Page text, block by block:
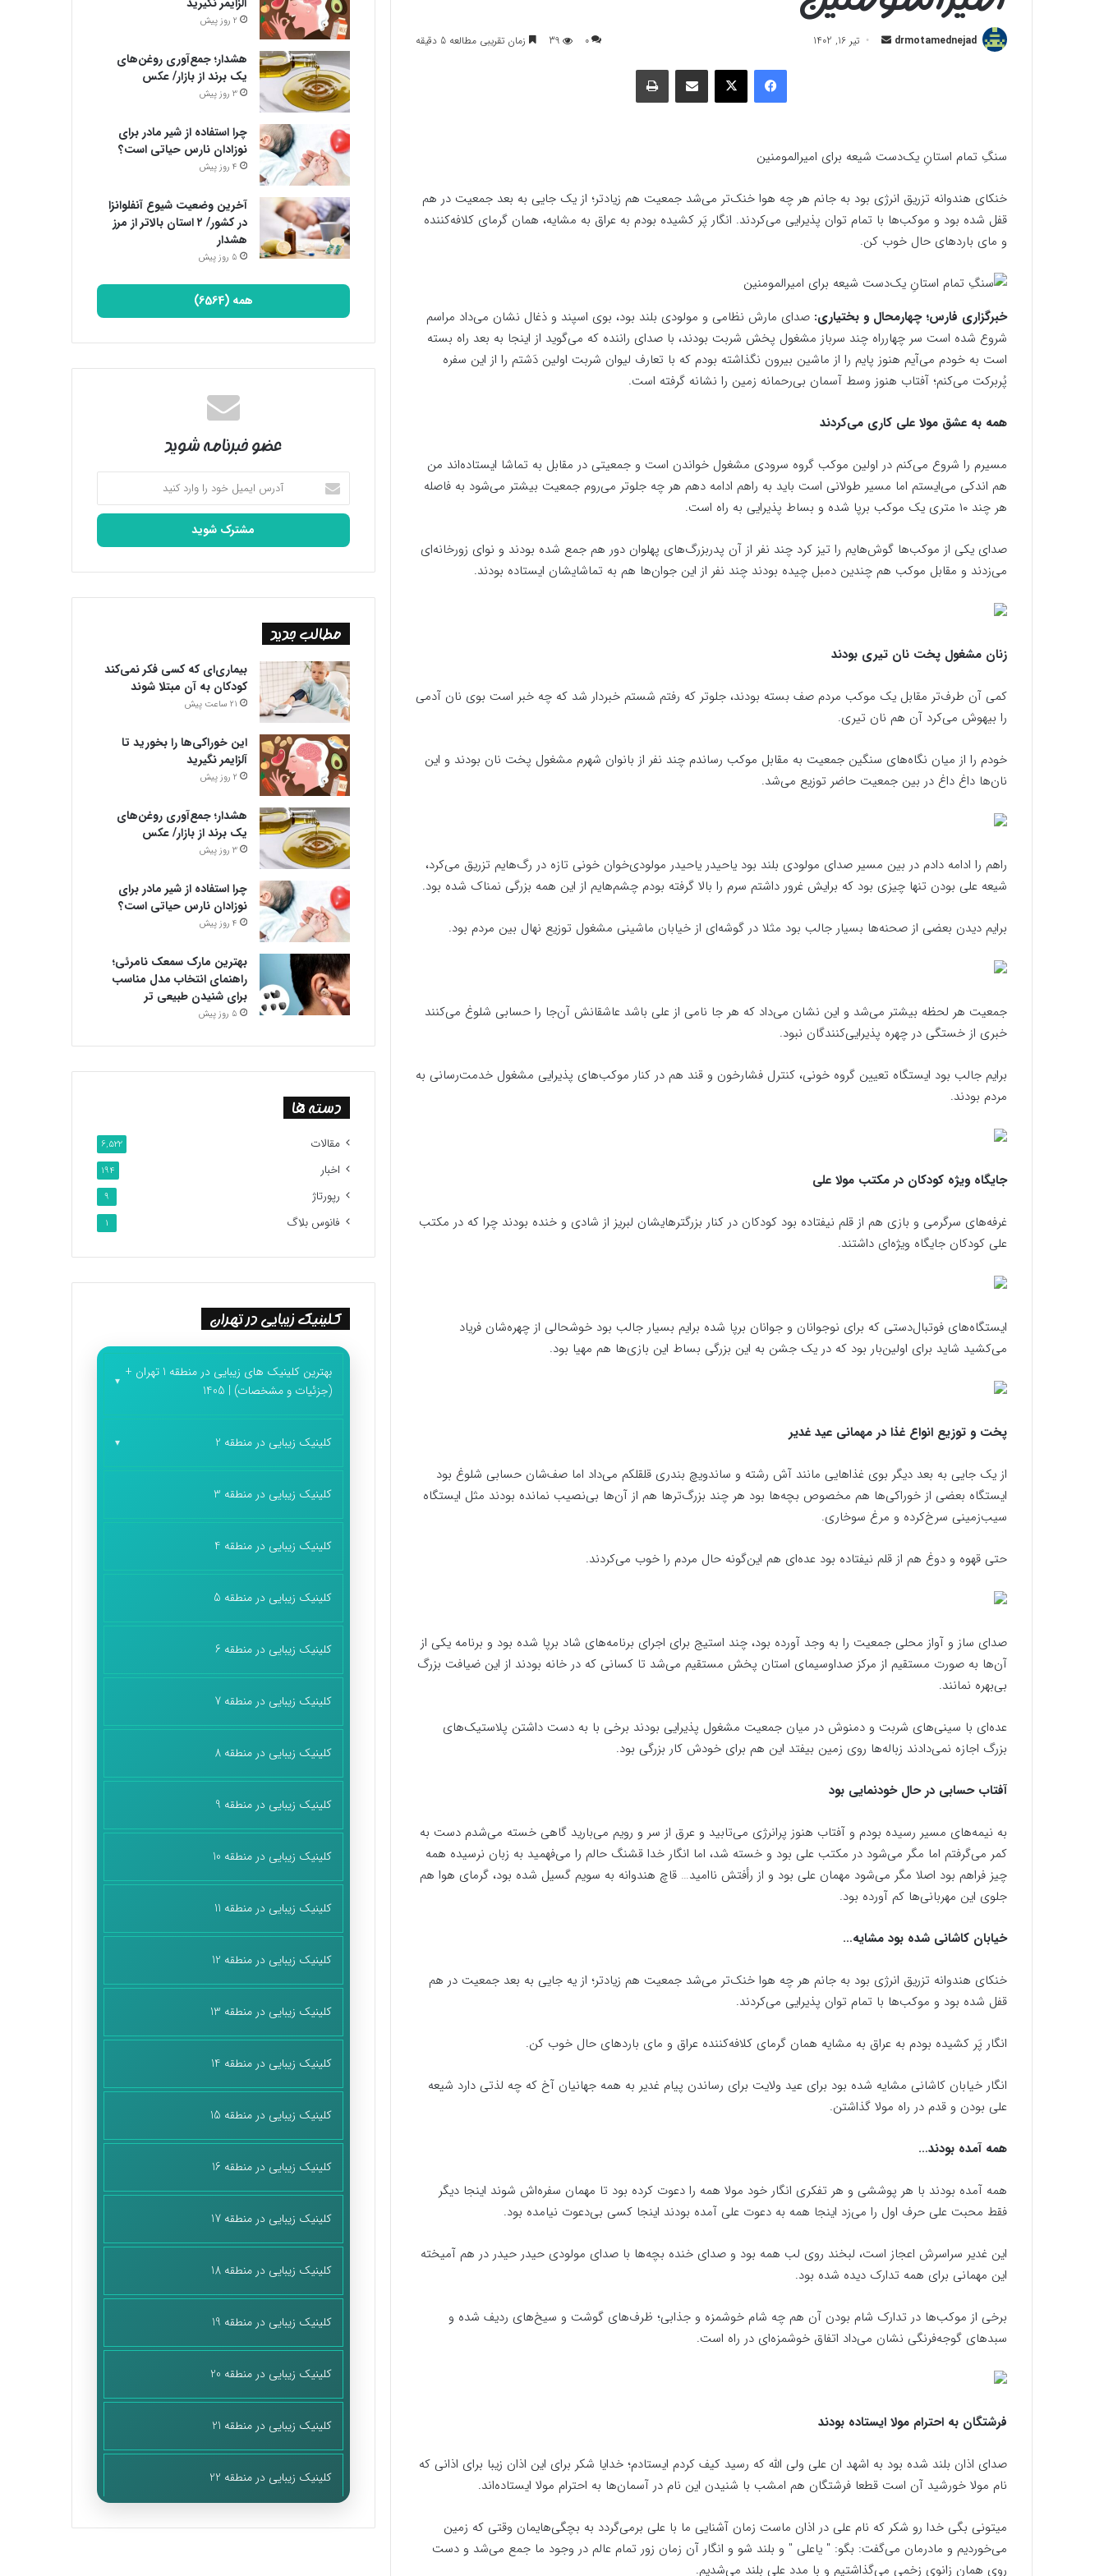
drmotamednejad
ارسال تیر 16, 1402 0
39 زمان تقریبی مطالعه 5 دقیقه
فیسبوک ایکس اشتراک گذاری با ایمیل چاپ
سنگ‌ِ تمام استانِ یک‌دست شیعه برای امیرالمومنین
خنکای هندوانه تزریق انرژی بود به جانم هر چه هوا خنک‌تر ‌می‌شد جمعیت هم زیادتر؛ از یک جایی به بعد جمعیت در هم
قفل شده بود و موکب‌ها با تمام توان پذیرایی می‌کردند. انگار پَر کشیده بودم به عراق به مشایه، همان گرمای کلافه‌کننده
و مای باردهای حال خوب کن.
خبرگزاری فارس؛ چهارمحال و بختیاری: صدای مارش نظامی و مولودی بلند بود، بوی اسپند و ذغال نشان می‌داد مراسم
شروع شده است سر چهارراه چند سرباز مشغول پخش شربت بودند، با صدای راننده که می‌گوید از اینجا به بعد راه بسته
است به خودم می‌آیم هنوز پایم را از ماشین بیرون نگذاشته بودم که با تعارف لیوان شربت اولین دَشتم را از این سفره
پُربرکت می‌کنم؛ آفتاب هنوز وسط آسمان بی‌رحمانه زمین را نشانه گرفته است.
همه به عشق مولا علی کاری می‌کردند
مسیرم را شروع می‌کنم در اولین موکب گروه سرودی مشغول خواندن است و جمعیتی در مقابل به تماشا ایستاده‌اند من
هم اندکی می‌ایستم اما مسیر طولانی است باید به راهم ادامه دهم هر چه جلوتر می‌روم جمعیت بیشتر می‌شود به فاصله
هر چند ۱۰ متری یک موکب برپا شده و بساط پذیرایی به راه است.
صدای یکی از موکب‌ها گوش‌هایم را تیز کرد چند نفر از آن پدربزرگ‌های پهلوان دور هم جمع شده بودند و نوای زورخانه‌ای
می‌زدند و مقابل موکب هم چندین دمبل چیده بودند چند نفر از این جوان‌ها هم به تماشایشان ایستاده بودند.
زنان مشغول پخت نان تیری بودند
کمی آن طرف‌تر مقابل یک موکب مردم صف بسته بودند، جلوتر که رفتم شستم خبردار شد که چه خبر است بوی نان آدمی
را بیهوش می‌کرد آن هم نان تیری.
خودم را از میان نگاه‌های سنگین جمعیت به مقابل موکب رساندم چند نفر از بانوان شهرم مشغول پخت نان بودند و این
نان‌ها داغ داغ در بین جمعیت حاضر توزیع می‌شد.
راهم را ادامه دادم در بین مسیر صدای مولودی بلند بود یاحیدر یاحیدر مولودی‌خوان خونی تازه در رگ‌هایم تزریق می‌کرد،
شیعه علی بودن تنها چیزی بود که برایش غرور داشتم سرم را بالا گرفته بودم چشم‌هایم از این همه بزرگی نمناک شده بود.
برایم دیدن بعضی از صحنه‌ها بسیار جالب بود مثلا در گوشه‌ای از خیابان ماشینی مشغول توزیع نهال بین مردم بود.
جمعیت هر لحظه بیشتر می‌شد و این نشان می‌داد که هر جا نامی از علی باشد عاشقانش آن‌جا را حسابی شلوغ می‌کنند
خبری از خستگی در چهره پذیرایی‌کنندگان نبود.
برایم جالب بود ایستگاه تعیین گروه خونی، کنترل فشارخون و قند هم در کنار موکب‌های پذیرایی مشغول خدمت‌رسانی به
مردم بودند.
جایگاه ویژه کودکان در مکتب مولا علی
غرفه‌های سرگرمی و بازی هم از قلم نیفتاده بود کودکان در کنار بزرگترهایشان لبریز از شادی و خنده بودند چرا که در مکتب
علی کودکان جایگاه ویژه‌ای داشتند.
ایستگاه‌های فوتبال‌دستی که برای نوجوانان و جوانان برپا شده برایم بسیار جالب بود خوشحالی از چهره‌شان فریاد
می‌کشید شاید برای اولین‌بار بود که در یک جشن به این بزرگی بساط این بازی‌ها هم مهیا بود.
پخت و توزیع انواع غذا در مهمانی عید غدیر
از یک جایی به بعد دیگر بوی غذاهایی مانند آش رشته و ساندویچ بندری قلقلکم می‌داد اما صف‌شان حسابی شلوغ بود
ایستگاه بعضی از خوراکی‌ها هم مخصوص بچه‌ها بود هر چند بزرگ‌ترها هم از آن‌ها بی‌نصیب نمانده بودند مثل ایستگاه
سیب‌زمینی سرخ‌کرده و مرغ سوخاری.
حتی قهوه و دوغ هم از قلم نیفتاده بود عده‌ای هم این‌گونه حال مردم را خوب می‌کردند.
صدای ساز و آواز محلی جمعیت را به وجد آورده بود، چند استیج برای اجرای برنامه‌های شاد برپا شده بود و برنامه یکی از
آن‌ها به صورت مستقیم از مرکز صداوسیمای استان پخش مستقیم می‌شد تا کسانی که در خانه بودند از این ضیافت بزرگ
بی‌بهره نمانند.
عده‌ای با سینی‌های شربت و دمنوش در میان جمعیت مشغول پذیرایی بودند برخی با به دست داشتن پلاستیک‌های
بزرگ اجازه نمی‌دادند زباله‌ها روی زمین بیفتد این هم برای خودش کار بزرگی بود.
آفتاب حسابی در حال خودنمایی بود
به نیمه‌های مسیر رسیده بودم و آفتاب هنوز پرانرژی می‌تابید و عرق از سر و رویم می‌بارید گاهی خسته می‌شدم دست به
کمر می‌گرفتم اما مگر می‌شود در مکتب علی بود و خسته شد، اما انگار خدا قشنگ حالم را می‌فهمید به زبان نرسیده همه
چیز فراهم بود اصلا مگر می‌شود مهمان علی بود و از رأفتش ناامید… قاچ هندوانه به سویم گسیل شده بود، گرمای هوا هم
جلوی این مهربانی‌ها کم آورده بود.
خیابان کاشانی شده بود مشایه…
خنکای هندوانه تزریق انرژی بود به جانم هر چه هوا خنک‌تر ‌می‌شد جمعیت هم زیادتر؛ از یه جایی به بعد جمعیت در هم
قفل شده بود و موکب‌ها با تمام توان پذیرایی می‌کردند.
انگار پَر کشیده بودم به عراق به مشایه همان گرمای کلافه‌کننده عراق و مای باردهای حال خوب کن.
انگار خیابان کاشانی مشایه شده بود برای عید ولایت برای رساندن پیام غدیر به همه جهانیان آخ که چه لذتی دارد شیعه
علی بودن و قدم در راه مولا گذاشتن.
همه آمده بودند…
همه آمده بودند با هر پوششی و هر تفکری انگار خود مولا همه را دعوت کرده بود تا مهمان سفره‌اش شوند اینجا دیگر
فقط محبت علی حرف اول را می‌زد اینجا همه به دعوت علی آمده بودند اینجا کسی بی‌دعوت نیامده بود.
این غدیر سراسرش اعجاز است، لبخند روی لب همه بود و صدای خنده بچه‌ها با صدای مولودی حیدر حیدر در هم آمیخته
این مهمانی برای همه تدارک دیده شده بود.
برخی از موکب‌ها در تدارک شام بودن آن هم چه شام خوشمزه و جذابی؛ ظرف‌های گوشت و سیخ‌های ردیف شده و
سبدهای گوجه‌فرنگی نشان می‌داد اتفاق خوشمزه‌ای در راه است.
فرشتگان به احترام مولا ایستاده بودند
صدای اذان بلند شده بود به اشهد ان علی ولی الله که رسید کیف کردم ایستادم؛ خدایا شکر برای این اذان زیبا برای اذانی که
نام مولا خورشید آن است قطعا فرشتگان هم امشب با شنیدن این نام در آسمان‌ها به احترام مولا ایستاده‌اند.
میتونی بگی خدا رو شکر که نام علی در اذان ماست زمان آشنایی ما با علی برمی‌گردد به بچگی‌‌هایمان وقتی که زمین
می‌خوردیم و مادرمان می‌گفت: بگو: " یاعلی " و بلند شو و انگار آن زمان زور تمام عالم در وجود ما جمع می‌شد و دست
روی همان زانوی زخمی می‌گذاشتیم و با مدد علی بلند می‌شدیم.
2 روز پیش
هشدار؛ جمع‌آوری روغن‌های
یک برند از بازار/ عکس
3 روز پیش
چرا استفاده از شیر مادر برای
نوزادان نارس حیاتی است؟
4 روز پیش
آخرین وضعیت شیوع آنفلوانزا
در کشور/ ۲ استان بالاتر از مرز
هشدار
5 روز پیش
همه (6564)
عضو خبرنامه شوید
آدرس
ایمیل
خود
وارد
مطالب جدید
بیماری‌ای که کسی فکر نمی‌کند
کودکان به آن مبتلا شوند
21 ساعت پیش
این خوراکی‌ها را بخورید تا
آلزایمر نگیرید
2 روز پیش
هشدار؛ جمع‌آوری روغن‌های
یک برند از بازار/ عکس
3 روز پیش
چرا استفاده از شیر مادر برای
نوزادان نارس حیاتی است؟
4 روز پیش
بهترین مارک سمعک نامرئی؛
راهنمای انتخاب مدل مناسب
برای شنیدن طبیعی تر
5 روز پیش
دسته ها
مقالات 6,522
اخبار 194
رپورتاژ 9
فانوس بلاگ 1
کلینیک زیبایی در تهران
بهترین کلینیک های زیبایی در منطقه 1 تهران +
(جزئیات و مشخصات) | 1405
کلینیک زیبایی در منطقه 2
کلینیک زیبایی در منطقه 3
کلینیک زیبایی در منطقه 4
کلینیک زیبایی در منطقه 5
کلینیک زیبایی در منطقه 6
کلینیک زیبایی در منطقه 7
کلینیک زیبایی در منطقه 8
کلینیک زیبایی در منطقه 9
کلینیک زیبایی در منطقه 10
کلینیک زیبایی در منطقه 11
کلینیک زیبایی در منطقه 12
کلینیک زیبایی در منطقه 13
کلینیک زیبایی در منطقه 14
کلینیک زیبایی در منطقه 15
کلینیک زیبایی در منطقه 16
کلینیک زیبایی در منطقه 17
کلینیک زیبایی در منطقه 18
کلینیک زیبایی در منطقه 19
کلینیک زیبایی در منطقه 20
کلینیک زیبایی در منطقه 21
کلینیک زیبایی در منطقه 22